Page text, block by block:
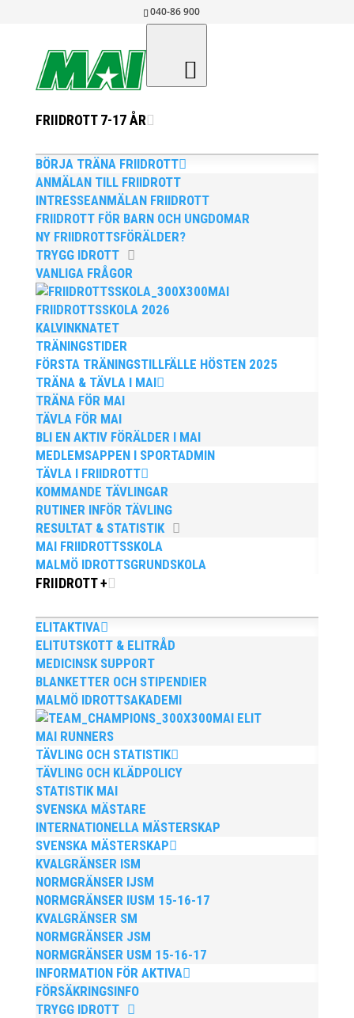
040-86 900
FRIIDROTT 7-17 ÅR
BÖRJA TRÄNA FRIIDROTT
ANMÄLAN TILL FRIIDROTT
INTRESSEANMÄLAN FRIIDROTT
FRIIDROTT FÖR BARN OCH UNGDOMAR
NY FRIIDROTTSFÖRÄLDER?
TRYGG IDROTT
VANLIGA FRÅGOR
MAI
FRIIDROTTSSKOLA 2026
KALVINKNATET
TRÄNINGSTIDER
FÖRSTA TRÄNINGSTILLFÄLLE HÖSTEN 2025
TRÄNA & TÄVLA I MAI
TRÄNA FÖR MAI
TÄVLA FÖR MAI
BLI EN AKTIV FÖRÄLDER I MAI
MEDLEMSAPPEN I SPORTADMIN
TÄVLA I FRIIDROTT
KOMMANDE TÄVLINGAR
RUTINER INFÖR TÄVLING
RESULTAT & STATISTIK
MAI FRIIDROTTSSKOLA
MALMÖ IDROTTSGRUNDSKOLA
FRIIDROTT +
ELITAKTIVA
ELITUTSKOTT & ELITRÅD
MEDICINSK SUPPORT
BLANKETTER OCH STIPENDIER
MALMÖ IDROTTSAKADEMI
MAI ELIT
MAI RUNNERS
TÄVLING OCH STATISTIK
TÄVLING OCH KLÄDPOLICY
STATISTIK MAI
SVENSKA MÄSTARE
INTERNATIONELLA MÄSTERSKAP
SVENSKA MÄSTERSKAP
KVALGRÄNSER ISM
NORMGRÄNSER IJSM
NORMGRÄNSER IUSM 15-16-17
KVALGRÄNSER SM
NORMGRÄNSER JSM
NORMGRÄNSER USM 15-16-17
INFORMATION FÖR AKTIVA
FÖRSÄKRINGSINFO
TRYGG IDROTT
HÄRSTEDT I
HELSINGBORG!
NYTT PRYDLIGT
PERSONBÄSTA
OCH BÄST AV ALLT
KLARADE OS-
KVALGRÄNS MED 1
METER!
jul 11, 2016 |Okategoriserade
Axel Härstedt satte personligt rekord med över metern
i Helsingborg och
slog bl a britterna Duquemin, t v, och Percy.
Foto: Vésteinn Hafsteinsson
DET BLIR TVÅ SVENSKA DISKUSKASTARE I RIO-
OS!
För i elfte timmen slog Axel Härstedt idag till
med karriärens längsta kast!
Läs mer —>>>
PUBLICERAT TIDIGARE